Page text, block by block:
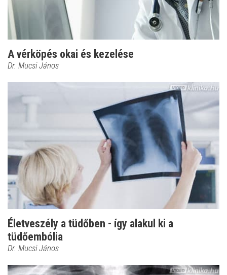
A vérköpés okai és kezelése
Dr. Mucsi János
Életveszély a tüdőben - így alakul ki a
tüdőembólia
Dr. Mucsi János